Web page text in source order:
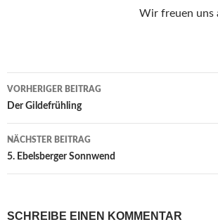
Wir freuen uns
Beitragsnavigation
VORHERIGER BEITRAG
Der Gildefrühling
NÄCHSTER BEITRAG
5. Ebelsberger Sonnwend
SCHREIBE EINEN KOMMENTAR